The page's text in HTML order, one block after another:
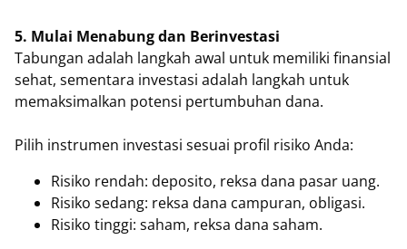
5. Mulai Menabung dan Berinvestasi
Tabungan adalah langkah awal untuk memiliki finansial
sehat, sementara investasi adalah langkah untuk
memaksimalkan potensi pertumbuhan dana.
Pilih instrumen investasi sesuai profil risiko Anda:
Risiko rendah: deposito, reksa dana pasar uang.
Risiko sedang: reksa dana campuran, obligasi.
Risiko tinggi: saham, reksa dana saham.